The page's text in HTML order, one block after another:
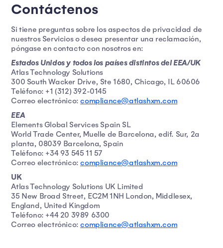
Contáctenos
Si tiene preguntas sobre los aspectos de privacidad de
nuestros Servicios o desea presentar una reclamación,
póngase en contacto con nosotros en:
Estados Unidos y todos los países distintos del EEA/UK
Atlas Technology Solutions
300 South Wacker Drive, Ste 1680, Chicago, IL 60606
Teléfono: +1 (312) 392-0145
Correo electrónico:compliance@atlashxm.com
EEA
Elements Global Services Spain SL
World Trade Center, Muelle de Barcelona, edif. Sur, 2a
planta, 08039 Barcelona, Spain
Teléfono: +34 93 545 11 57
Correo electrónico:compliance@atlashxm.com
UK
Atlas Technology Solutions UK Limited
35 New Broad Street, EC2M 1NH London, Middlesex,
England, United Kingdom
Teléfono: +44 20 3989 6300
Correo electrónico:compliance@atlashxm.com